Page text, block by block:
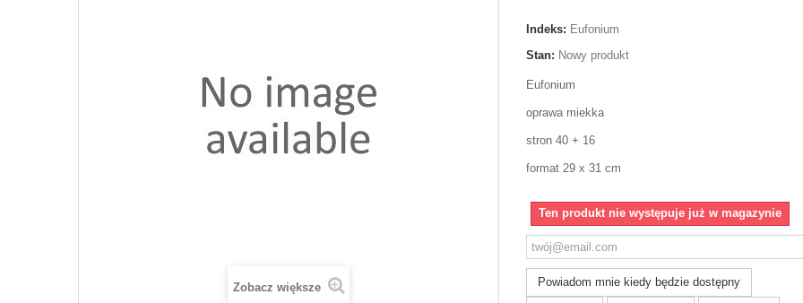
Zobacz większe
Indeks: Eufonium
Stan: Nowy produkt
Eufonium
oprawa miekka
stron 40 + 16
format 29 x 31 cm
Ten produkt nie występuje już w magazynie
Powiadom mnie kiedy będzie dostępny